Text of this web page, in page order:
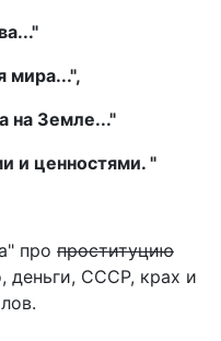
мира...",
на Земле..."
и ценностями. "
про проституцию
деньги, СССР, крах и